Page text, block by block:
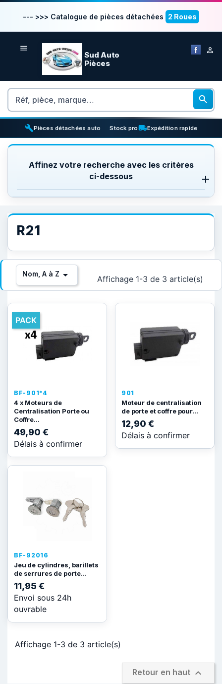
--- >>> Catalogue de pièces détachées 2 Roues
 
Sud Auto
Pièces
Rechercher

buildPièces détachées auto inventory_2
Stock prolocal_shippingExpédition rapide
Affinez votre recherche avec les critères
ci-dessous
R21
Nom, A à Z  Affichage 1-3 de 3 article(s)
PACK
BF-901*4
4 x Moteurs de
Centralisation Porte ou
Coffre...
49,90 €
Délais à confirmer
901
Moteur de centralisation
de porte et coffre pour...
12,90 €
Délais à confirmer
BF-92016
Jeu de cylindres, barillets
de serrures de porte...
11,95 €
Envoi sous 24h
ouvrable
Affichage 1-3 de 3 article(s)
Retour en haut 